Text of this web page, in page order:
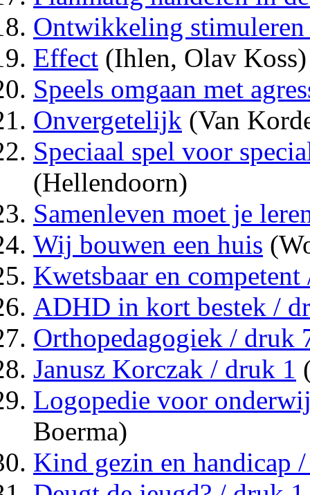
Ontwikkeling
Effect (Ihlen, Olav Koss)
Speels omgaan met
Onvergetelijk (Van
Speciaal spel voor
(Hellendoorn)
Samenleven moet je
Wij bouwen een huis
Kwetsbaar en
ADHD in kort bestek /
Orthopedagogiek / druk
Janusz Korczak / druk 1
Logopedie voor
Boerma)
Kind gezin en handicap